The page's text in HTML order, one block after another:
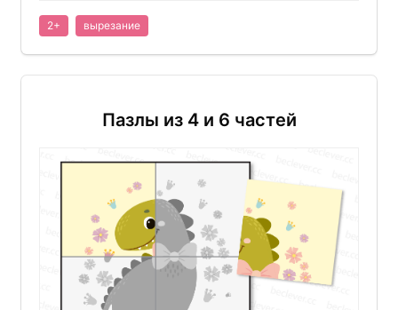
2+ вырезание
Пазлы из 4 и 6 частей